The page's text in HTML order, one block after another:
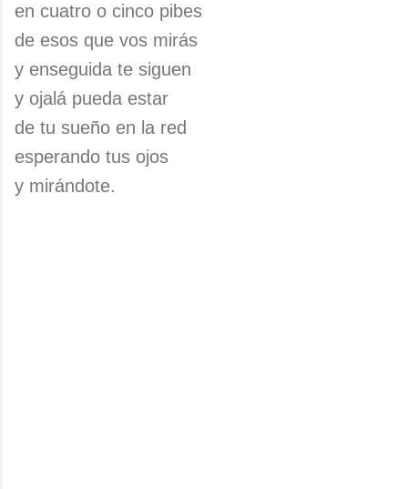
en cuatro o cinco pibes
de esos que vos mirás
y enseguida te siguen
y ojalá pueda estar
de tu sueño en la red
esperando tus ojos
y mirándote.